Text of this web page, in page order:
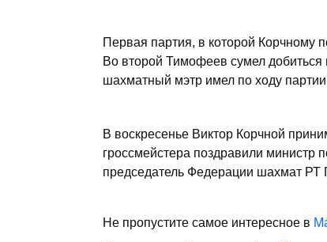
Первая партия, в которой Корчному
Во второй Тимофеев сумел
шахматный мэтр имел по ходу
В воскресенье Виктор Корчной
гроссмейстера поздравили
председатель Федерации шахмат РТ
Не пропустите самое интересное в